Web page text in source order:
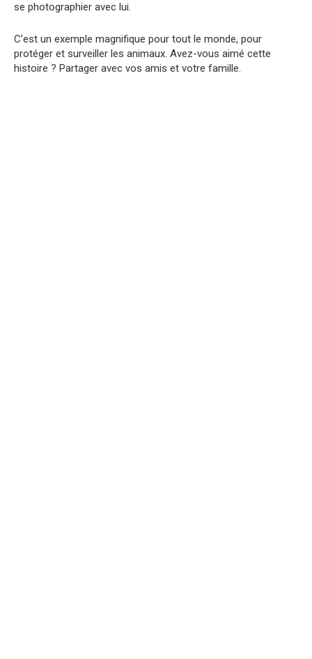
se photographier avec lui.
C’est un exemple magnifique pour tout le monde, pour
protéger et surveiller les animaux. Avez-vous aimé cette
histoire ? Partager avec vos amis et votre famille.